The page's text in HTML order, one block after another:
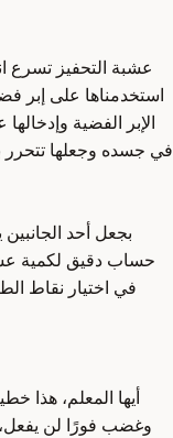
عشبة التحفيز تسرع
استخدمناها على إبر
الإبر الفضية
في جسده وجعلها
بجعل أحد الجانبين
حساب دقيق لكمية
في اختيار نقاط
أيها المعلم، هذا
وغضب فورًا لن يفعل،